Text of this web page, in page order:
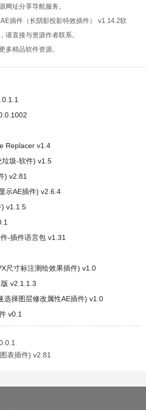
网址分享导航服务。
插件（长阴影投影特效插件） v1.14.2软
请直接与资源作者联系。
多精品软件资源。
Replacer v1.4
垃圾-软件) v1.5
) v2.81
示AE插件) v2.6.4
) v1.1.5
-插件语言包 v1.31
尺寸标注测绘效果插件) v1.0
v2.1.1.3
选择图层修改属性AE插件) v1.0
v0.1
表插件) v2.81